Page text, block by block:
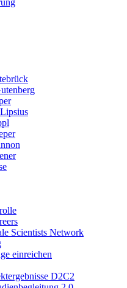
Scientists Network
einreichen
D2C2